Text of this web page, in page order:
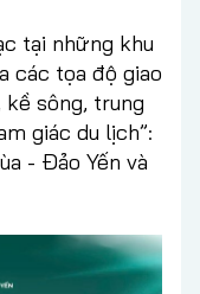
tại những khu
các tọa độ giao
sông, trung
giác du lịch”:
- Đảo Yến và